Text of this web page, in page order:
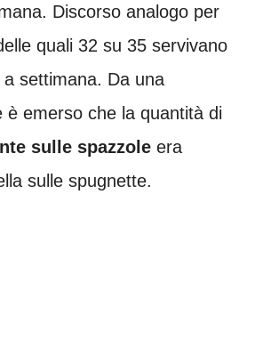
Discorso analogo per
quali 32 su 35 servivano
settimana. Da una
è emerso che la quantità di
sulle spazzole era
sulle spugnette.